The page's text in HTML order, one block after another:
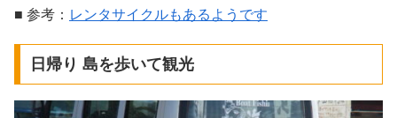
■ 参考： レンタサイクルもあるようです
日帰り 島を歩いて観光